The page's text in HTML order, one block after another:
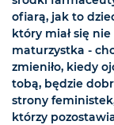
ofiarą, jak to
który miał się
maturzystka -
zmieniło, kiedy
tobą, będzie
strony
którzy